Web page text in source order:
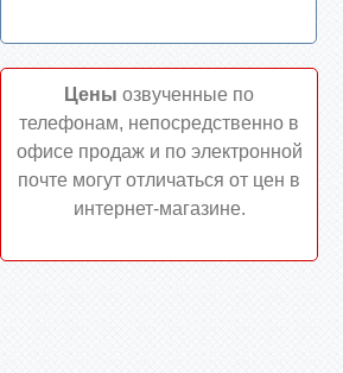
Цены озвученные по
телефонам, непосредственно в
офисе продаж и по электронной
почте могут отличаться от цен в
интернет-магазине.